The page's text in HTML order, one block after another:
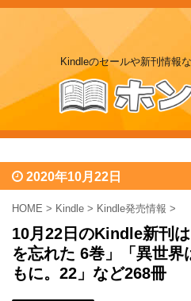
Kindleのセールや新刊情報
2020年10月22日
HOME > Kindle > Kindle発売情報 >
10月22日のKindle新刊
を忘れた 6巻」「異世界
もに。22」など268冊